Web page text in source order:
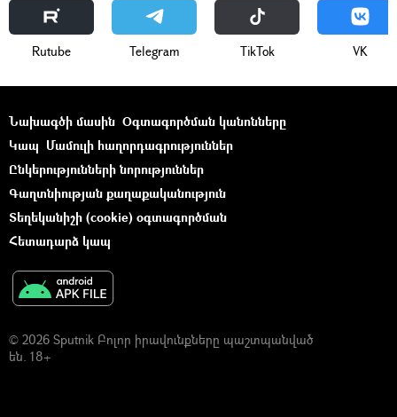
Rutube Telegram ТikТоk VK
Նախագծի մասին Օգտագործման կանոնները
Կապ Մամուլի հաղորդագրություններ
Ընկերությունների նորություններ
Գաղտնիության քաղաքականություն
Տեղեկանիշի (cookie) օգտագործման
Հետադարձ կապ
© 2026 Sputnik Բոլոր իրավունքները պաշտպանված
են. 18+